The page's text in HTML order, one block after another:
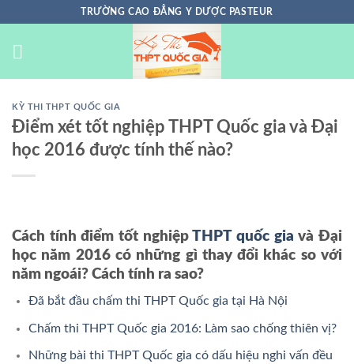
nội
TRƯỜNG CAO ĐẲNG Y DƯỢC PASTEUR
KỲ THI THPT QUỐC GIA
Điểm xét tốt nghiệp THPT Quốc gia và Đại
học 2016 được tính thế nào?
Cách tính điểm tốt nghiệpTHPT quốc gia và Đại
học năm 2016 có những gì thay đổi khác so với
năm ngoái? Cách tính ra sao?
Đã bắt đầu chấm thi THPT Quốc gia tại Hà Nội
Chấm thi THPT Quốc gia 2016: Làm sao chống thiên vị?
Những bài thi THPT Quốc gia có dấu hiệu nghi vấn đều